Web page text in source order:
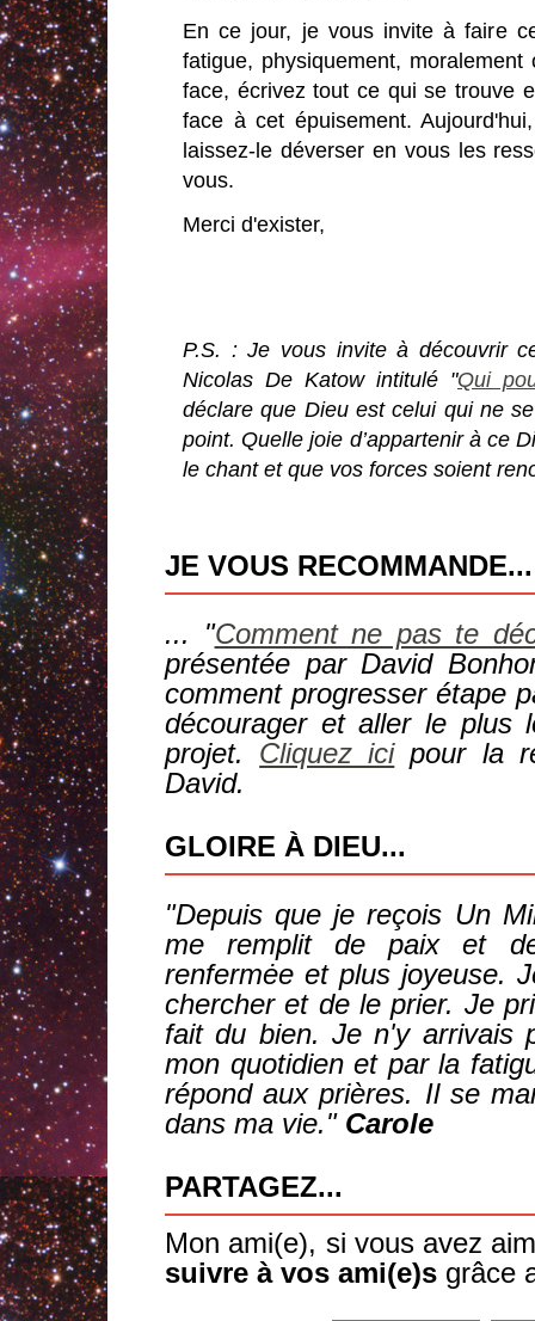
En ce jour, je vous invite à faire
fatigue, physiquement,
face, écrivez tout ce qui se trouve
face à cet épuisement.
laissez-le déverser en vous les
vous.
Merci d'exister,
P.S. : Je vous invite à découvrir
Nicolas De Katow intitulé "Qui
déclare que Dieu est celui qui ne
point. Quelle joie d’appartenir à ce
le chant et que vos forces soient
JE VOUS RECOMMANDE...
... "Comment ne pas te
présentée par David
comment progresser étape
décourager et aller le plus
projet. Cliquez icipour la
David.
GLOIRE À DIEU...
"Depuis que je reçois Un
me remplit de paix et
renfermėe et plus joyeuse.
chercher et de le prier. Je
fait du bien. Je n'y arrivais
mon quotidien et par la
répond aux prières. Il se
dans ma vie." Carole
PARTAGEZ...
Mon ami(e), si vous avez
suivre à vos ami(e)s grâce